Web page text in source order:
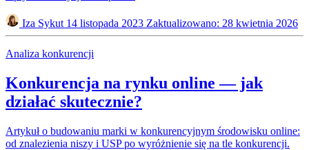
Iza Sykut 14 listopada 2023 Zaktualizowano: 28 kwietnia 2026
Analiza konkurencji
Konkurencja na rynku online — jak
działać skutecznie?
Artykuł o budowaniu marki w konkurencyjnym środowisku online:
od znalezienia niszy i USP po wyróżnienie się na tle konkurencji.